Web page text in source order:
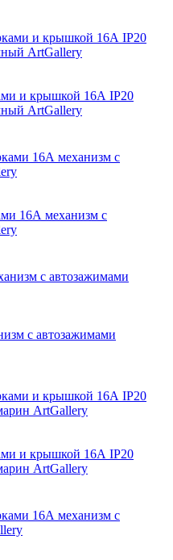
и крышкой 16А IP20
ArtGallery
16А механизм с
с автозажимами
и крышкой 16А IP20
ArtGallery